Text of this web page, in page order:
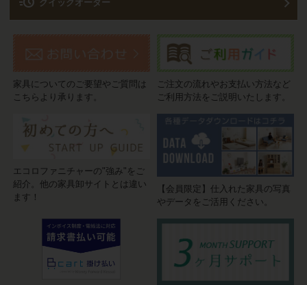
クイックオーダー
家具についてのご要望やご質問は
こちらより承ります。
ご注文の流れやお支払い方法など
ご利用方法をご説明いたします。
エコロファニチャーの"強み"をご
紹介。他の家具卸サイトとは違い
ます！
【会員限定】仕入れた家具の写真
やデータをご活用ください。